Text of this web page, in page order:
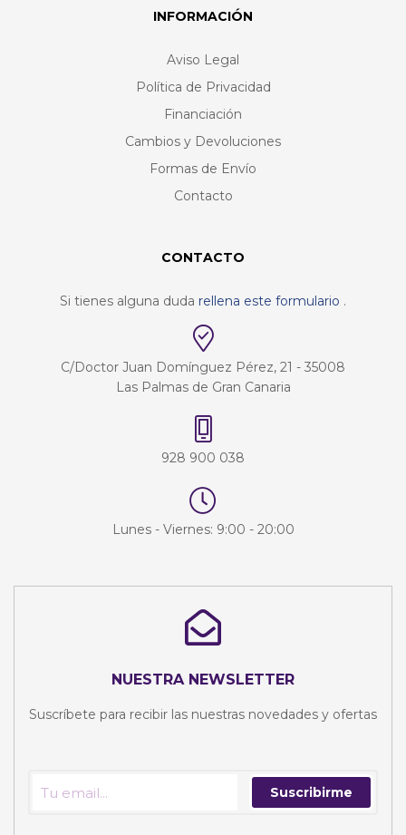
INFORMACIÓN
Aviso Legal
Política de Privacidad
Financiación
Cambios y Devoluciones
Formas de Envío
Contacto
CONTACTO
Si tienes alguna duda rellena este formulario .
C/Doctor Juan Domínguez Pérez, 21 - 35008
Las Palmas de Gran Canaria
928 900 038
Lunes - Viernes: 9:00 - 20:00
NUESTRA NEWSLETTER
Suscríbete para recibir las nuestras novedades y ofertas
Suscribirme